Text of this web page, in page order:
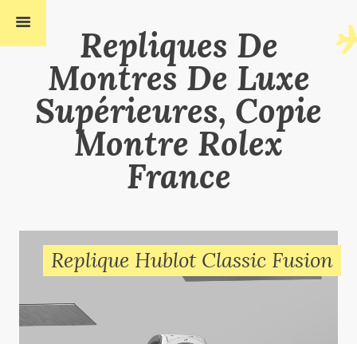
Repliques De
Montres De Luxe
Supérieures, Copie
Montre Rolex
France
Replique Hublot Classic Fusion